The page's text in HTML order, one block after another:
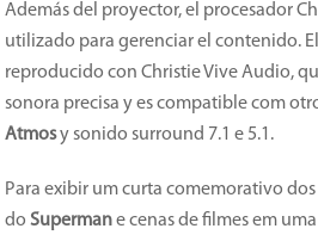
Además del proyector, el procesador
utilizado para gerenciar el contenido.
reproducido con Christie Vive Audio,
sonora precisa y es compatible com
Atmosy sonido surround 7.1 e 5.1.
Para exibir um curta comemorativo dos
doSupermane cenas de filmes em